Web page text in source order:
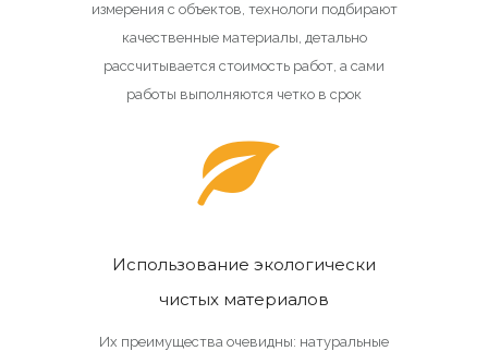
измерения с объектов, технологи подбирают
качественные материалы, детально
рассчитывается стоимость работ, а сами
работы выполняются четко в срок
Использование экологически
чистых материалов
Их преимущества очевидны: натуральные